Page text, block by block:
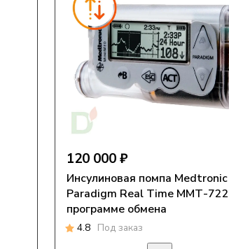
120 000 ₽
Инсулиновая помпа Medtronic
Paradigm Real Time ММТ-722 по
программе обмена
4.8 Под заказ